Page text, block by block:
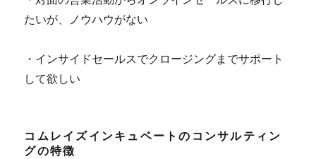
たいが、ノウハウがない
・インサイドセールスでクロージングまでサポート
して欲しい
コムレイズインキュベートのコンサルティン
グの特徴